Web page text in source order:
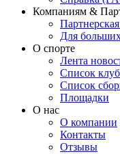
Компаниям &
Для
О спорте
Лента
Список
Список
Площадки
О нас
О компании
Контакты
Отзывы